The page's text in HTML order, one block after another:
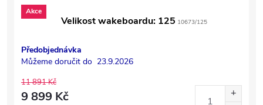
Akce
Velikost wakeboardu: 125 10673/125
Předobjednávka
Můžeme doručit do 23.9.2026
11 891 Kč
9 899 Kč